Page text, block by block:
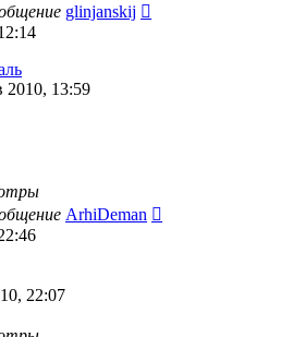
glinjanskij
2010, 13:59
ArhiDeman
22:07